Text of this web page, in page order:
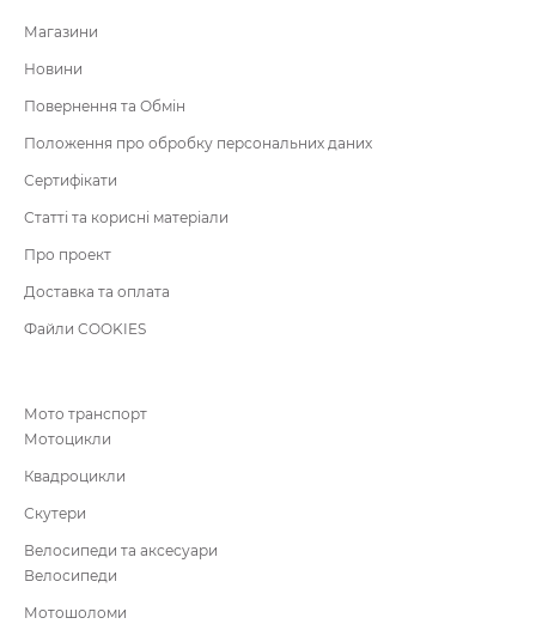
Магазини
Новини
Повернення та Обмін
Положення про обробку персональних даних
Сертифікати
Статті та корисні матеріали
Про проект
Доставка та оплата
Файли COOKIES
Мото транспорт
Мотоцикли
Квадроцикли
Скутери
Велосипеди та аксесуари
Велосипеди
Мотошоломи